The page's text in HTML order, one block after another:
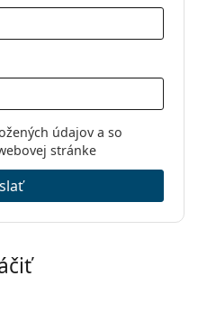
údajov a so
stránke